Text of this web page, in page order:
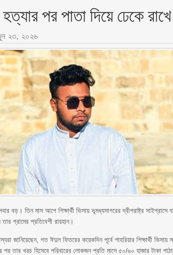
পর পাতা দিয়ে ঢেকে রাখে
২৩, ২০২৬
বড়। তিন মাস আগে শিক্ষার্থী ভিসায় ভূমধ্যসাগরের দ্বীপরাষ্ট্র
গ্রামের প্রতিবেশী রায়হান।
জানিয়েছেন, গত ঈদুল ফিতরের কয়েকদিন পূর্বে শাহরিয়ার শিক্ষার্থী
পর তার খরচ হিসেবে পরিবারের লোকজন প্রতি মাসে ৫০/৬০ হাজার টাকা